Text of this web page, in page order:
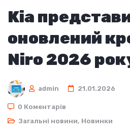
Kia
оновлений
Niro 2026
admin 21.01.2026
0 Коментарів
Загальні новини, Новинки